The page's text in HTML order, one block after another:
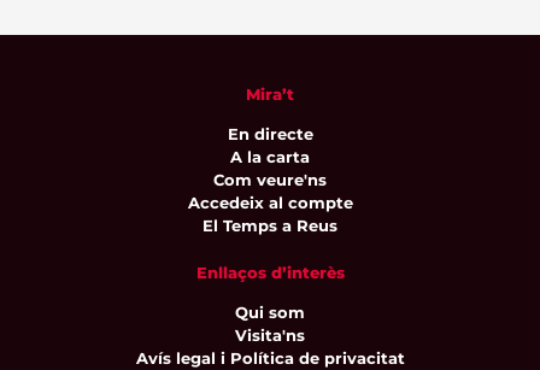
Mira’t
En directe
A la carta
Com veure'ns
Accedeix al compte
El Temps a Reus
Enllaços d’interès
Qui som
Visita'ns
Avís legal i Política de privacitat